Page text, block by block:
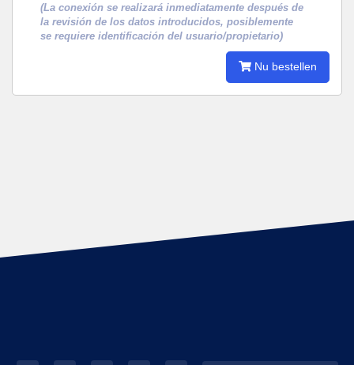
(La conexión se realizará inmediatamente después de
la revisión de los datos introducidos, posiblemente
se requiere identificación del usuario/propietario)
Nu bestellen